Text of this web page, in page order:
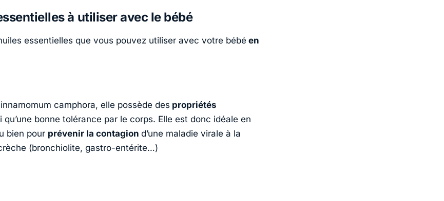
à utiliser avec le bébé
essentielles que vous pouvez utiliser avec votre bébé en
camphora, elle possède des propriétés
qu’une bonne tolérance par le corps. Elle est donc idéale en
bien pour prévenir la contagion d’une maladie virale à la
(bronchiolite, gastro-entérite…)